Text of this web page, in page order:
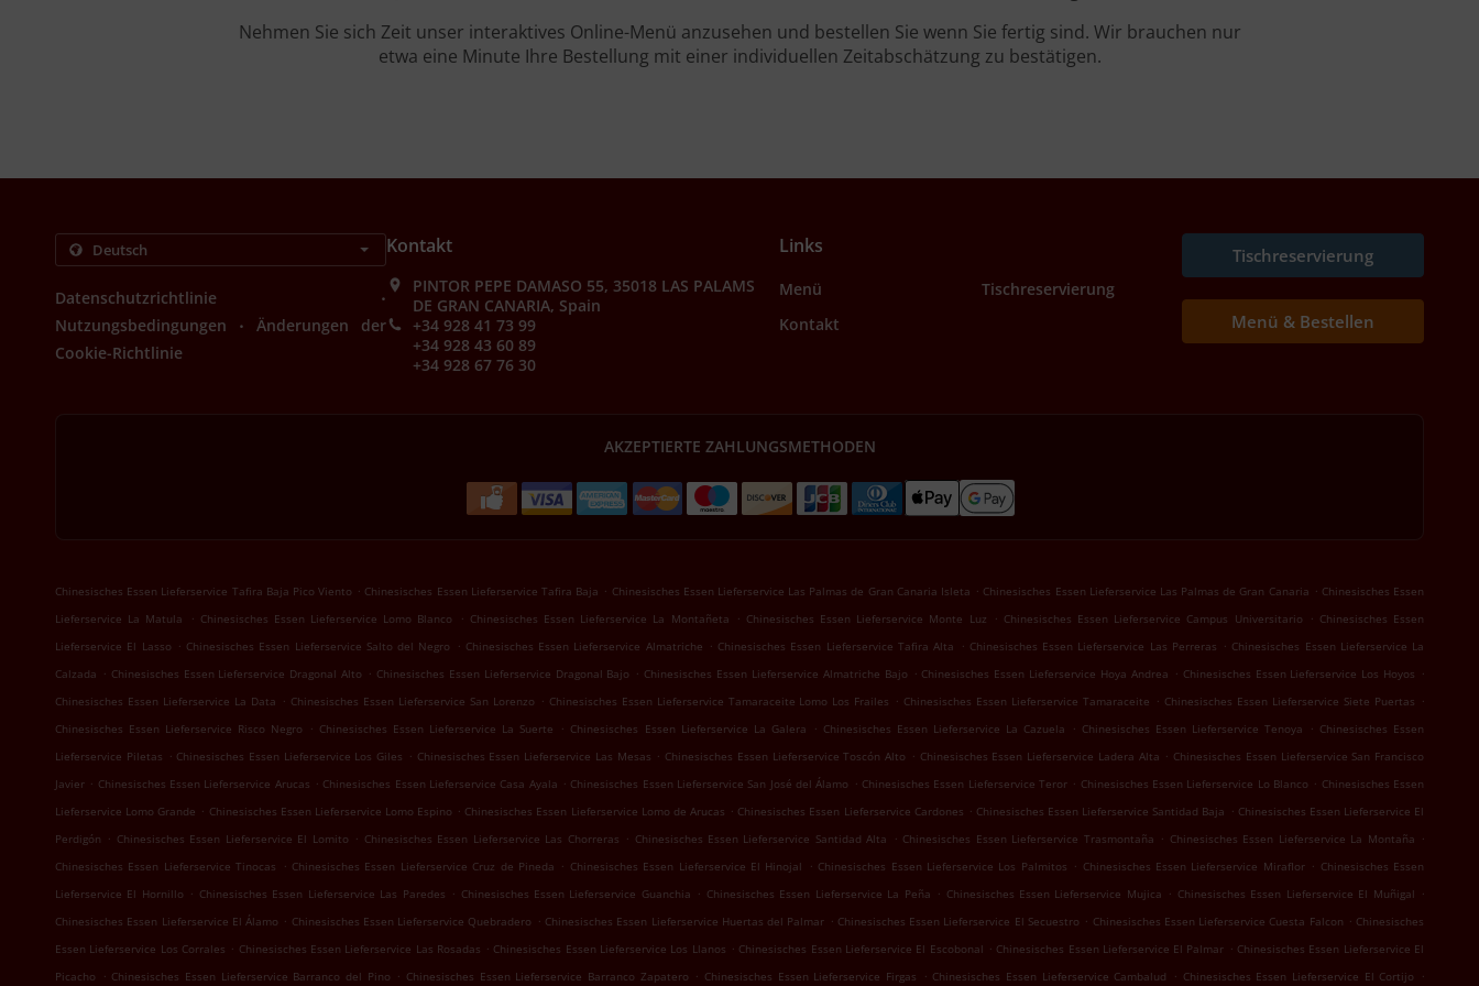
Nehmen Sie sich Zeit unser interaktives Online-Menü anzusehen und bestellen Sie wenn Sie fertig sind. Wir brauchen nur
etwa eine Minute Ihre Bestellung mit einer individuellen Zeitabschätzung zu bestätigen.
Datenschutzrichtlinie .
Nutzungsbedingungen .
Änderungen der
Cookie-Richtlinie
Kontakt
PINTOR PEPE DAMASO 55, 35018 LAS PALAMS
DE GRAN CANARIA, Spain
+34 928 41 73 99
+34 928 43 60 89
+34 928 67 76 30
Links
Menü
Tischreservierung
Kontakt
Tischreservierung
Menü & Bestellen
AKZEPTIERTE ZAHLUNGSMETHODEN
Chinesisches Essen Lieferservice Tafira Baja Pico Viento . Chinesisches Essen Lieferservice Tafira Baja . Chinesisches Essen Lieferservice Las Palmas de Gran Canaria Isleta . Chinesisches Essen Lieferservice Las Palmas de Gran Canaria . Chinesisches Essen
Lieferservice La Matula
. Chinesisches Essen Lieferservice Lomo Blanco . Chinesisches Essen Lieferservice La Montañeta . Chinesisches Essen Lieferservice Monte Luz . Chinesisches Essen Lieferservice Campus Universitario . Chinesisches Essen
Lieferservice El Lasso . Chinesisches Essen Lieferservice Salto del Negro . Chinesisches Essen Lieferservice Almatriche . Chinesisches Essen Lieferservice Tafira Alta . Chinesisches Essen Lieferservice Las Perreras . Chinesisches Essen Lieferservice La
Calzada . Chinesisches Essen Lieferservice Dragonal Alto . Chinesisches Essen Lieferservice Dragonal Bajo . Chinesisches Essen Lieferservice Almatriche Bajo . Chinesisches Essen Lieferservice Hoya Andrea . Chinesisches Essen Lieferservice Los Hoyos .
Chinesisches Essen Lieferservice La Data . Chinesisches Essen Lieferservice San Lorenzo . Chinesisches Essen Lieferservice Tamaraceite Lomo Los Frailes . Chinesisches Essen Lieferservice Tamaraceite . Chinesisches Essen Lieferservice Siete Puertas .
Chinesisches Essen Lieferservice Risco Negro
. Chinesisches Essen Lieferservice La Suerte . Chinesisches Essen Lieferservice La Galera . Chinesisches Essen Lieferservice La Cazuela . Chinesisches Essen Lieferservice Tenoya . Chinesisches Essen
Lieferservice Piletas . Chinesisches Essen Lieferservice Los Giles . Chinesisches Essen Lieferservice Las Mesas . Chinesisches Essen Lieferservice Toscón Alto . Chinesisches Essen Lieferservice Ladera Alta . Chinesisches Essen Lieferservice San Francisco
Javier . Chinesisches Essen Lieferservice Arucas . Chinesisches Essen Lieferservice Casa Ayala . Chinesisches Essen Lieferservice San José del Álamo . Chinesisches Essen Lieferservice Teror . Chinesisches Essen Lieferservice Lo Blanco . Chinesisches Essen
Lieferservice Lomo Grande . Chinesisches Essen Lieferservice Lomo Espino . Chinesisches Essen Lieferservice Lomo de Arucas . Chinesisches Essen Lieferservice Cardones . Chinesisches Essen Lieferservice Santidad Baja . Chinesisches Essen Lieferservice El
Perdigón . Chinesisches Essen Lieferservice El Lomito . Chinesisches Essen Lieferservice Las Chorreras . Chinesisches Essen Lieferservice Santidad Alta . Chinesisches Essen Lieferservice Trasmontaña . Chinesisches Essen Lieferservice La Montaña .
Chinesisches Essen Lieferservice Tinocas
. Chinesisches Essen Lieferservice Cruz de Pineda . Chinesisches Essen Lieferservice El Hinojal . Chinesisches Essen Lieferservice Los Palmitos . Chinesisches Essen Lieferservice Miraflor . Chinesisches Essen
Lieferservice El Hornillo . Chinesisches Essen Lieferservice Las Paredes . Chinesisches Essen Lieferservice Guanchia . Chinesisches Essen Lieferservice La Peña . Chinesisches Essen Lieferservice Mujica . Chinesisches Essen Lieferservice El Muñigal .
Chinesisches Essen Lieferservice El Álamo . Chinesisches Essen Lieferservice Quebradero . Chinesisches Essen Lieferservice Huertas del Palmar . Chinesisches Essen Lieferservice El Secuestro . Chinesisches Essen Lieferservice Cuesta Falcon . Chinesisches
Essen Lieferservice Los Corrales . Chinesisches Essen Lieferservice Las Rosadas . Chinesisches Essen Lieferservice Los Llanos . Chinesisches Essen Lieferservice El Escobonal . Chinesisches Essen Lieferservice El Palmar . Chinesisches Essen Lieferservice El
Picacho
. Chinesisches Essen Lieferservice Barranco del Pino . Chinesisches Essen Lieferservice Barranco Zapatero . Chinesisches Essen Lieferservice Firgas . Chinesisches Essen Lieferservice Cambalud . Chinesisches Essen Lieferservice El Cortijo .